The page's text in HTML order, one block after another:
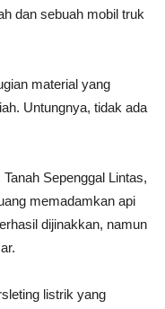
dan sebuah mobil truk
material yang
Untungnya, tidak ada
Sepenggal Lintas,
memadamkan api
dijinakkan, namun
listrik yang